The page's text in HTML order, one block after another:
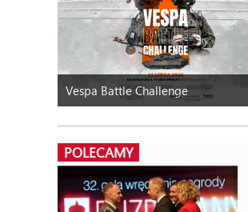
Vespa Battle Challenge
POLECAMY